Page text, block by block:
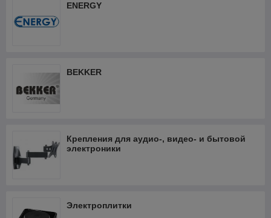
ENERGY
BEKKER
Крепления для аудио-, видео- и бытовой
электроники
Электроплитки